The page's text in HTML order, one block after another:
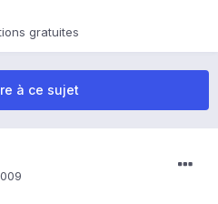
gratuites
à ce sujet